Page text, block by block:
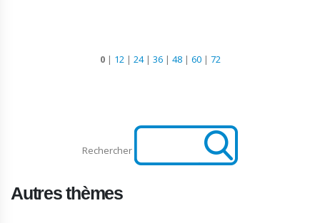
0| 12| 24| 36| 48| 60| 72
Rechercher
Autres thèmes